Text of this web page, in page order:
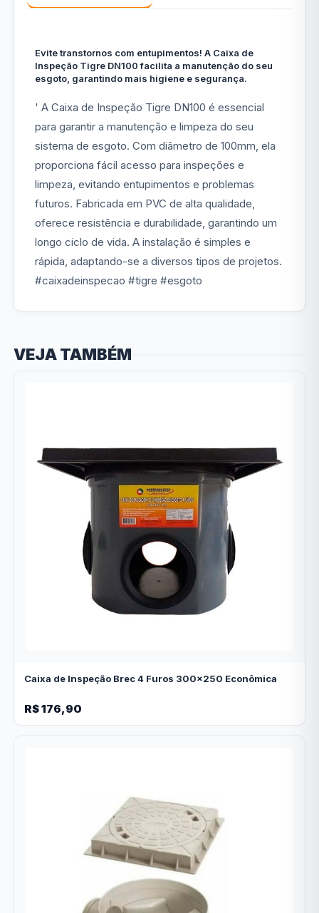
Evite transtornos com entupimentos! A Caixa de
Inspeção Tigre DN100 facilita a manutenção do seu
esgoto, garantindo mais higiene e segurança.
' A Caixa de Inspeção Tigre DN100 é essencial
para garantir a manutenção e limpeza do seu
sistema de esgoto. Com diâmetro de 100mm, ela
proporciona fácil acesso para inspeções e
limpeza, evitando entupimentos e problemas
futuros. Fabricada em PVC de alta qualidade,
oferece resistência e durabilidade, garantindo um
longo ciclo de vida. A instalação é simples e
rápida, adaptando-se a diversos tipos de projetos.
#caixadeinspecao #tigre #esgoto
VEJA TAMBÉM
Caixa de Inspeção Brec 4 Furos 300x250 Econômica
R$ 176,90